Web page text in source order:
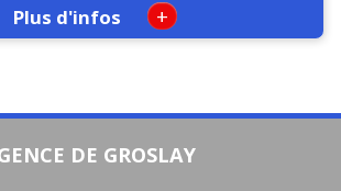
Plus d'infos +
DE GROSLAY